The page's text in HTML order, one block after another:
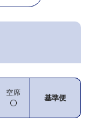
空席
基準便